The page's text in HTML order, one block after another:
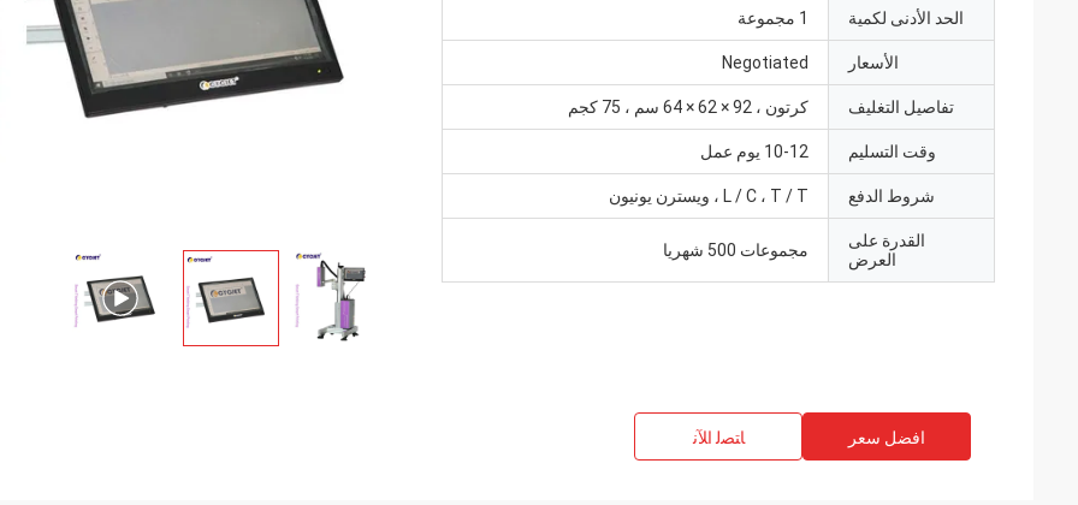
الحد الأدنى لكمية 1 مجموعة
الأسعار Negotiated
تفاصيل التغليف كرتون ، 92 × 62 × 64 سم ، 75 كجم
وقت التسليم 10-12 يوم عمل
شروط الدفع L / C ، T / T ، ويسترن يونيون
القدرة على
العرض
مجموعات 500 شهريا
افضل سعر ﺎﺘﺼﻟ ﺍﻶﻧ